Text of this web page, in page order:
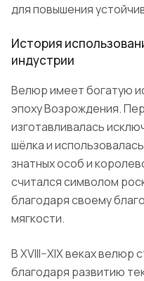
для повышения
История
индустрии
Велюр имеет богатую
эпоху Возрождения.
изготавливалась
шёлка и
знатных особ и
считался символом
благодаря своему
мягкости.
В XVIII–XIX веках велюр
благодаря развитию